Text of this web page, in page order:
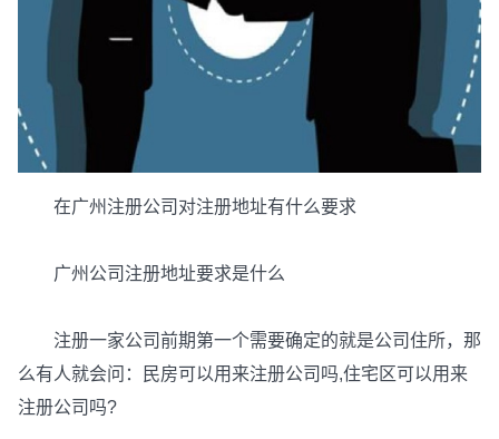
在广州注册公司对注册地址有什么要求
广州公司注册地址要求是什么
注册一家公司前期第一个需要确定的就是公司住所，那
么有人就会问：民房可以用来注册公司吗,住宅区可以用来
注册公司吗?